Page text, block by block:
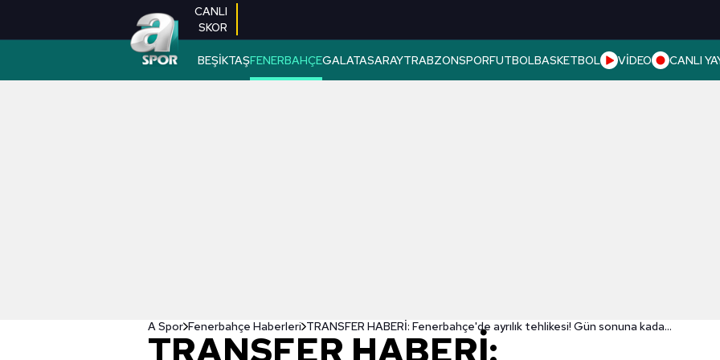
CANLI
SKOR
BEŞİKTAŞFENERBAHÇEGALATASARAYTRABZONSPORFUTBOLBASKETBOL VİDEO CANLI
A Spor Fenerbahçe Haberleri TRANSFER HABERİ: Fenerbahçe'de ayrılık tehlikesi! Gün sonuna kadar...
TRANSFER HABERİ: